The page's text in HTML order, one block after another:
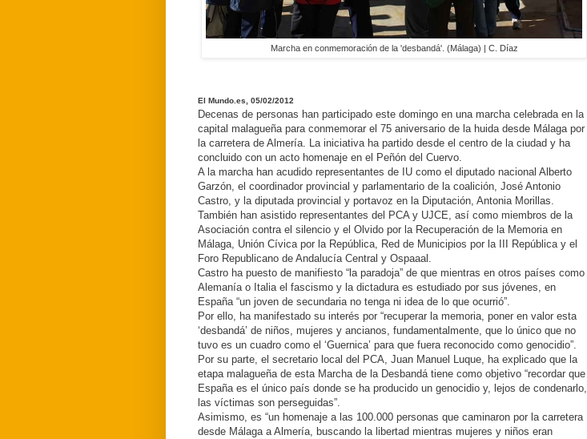
Marcha en conmemoración de la 'desbandá'. (Málaga) | C. Díaz
El Mundo.es, 05/02/2012
Decenas de personas han participado este domingo en una marcha celebrada en la
capital malagueña para conmemorar el 75 aniversario de la huida desde Málaga por
la carretera de Almería. La iniciativa ha partido desde el centro de la ciudad y ha
concluido con un acto homenaje en el Peñón del Cuervo.
A la marcha han acudido representantes de IU como el diputado nacional Alberto
Garzón, el coordinador provincial y parlamentario de la coalición, José Antonio
Castro, y la diputada provincial y portavoz en la Diputación, Antonia Morillas.
También han asistido representantes del PCA y UJCE, así como miembros de la
Asociación contra el silencio y el Olvido por la Recuperación de la Memoria en
Málaga, Unión Cívica por la República, Red de Municipios por la III República y el
Foro Republicano de Andalucía Central y Ospaaal.
Castro ha puesto de manifiesto “la paradoja” de que mientras en otros países como
Alemanía o Italia el fascismo y la dictadura es estudiado por sus jóvenes, en
España “un joven de secundaria no tenga ni idea de lo que ocurrió”.
Por ello, ha manifestado su interés por “recuperar la memoria, poner en valor esta
‘desbandá’ de niños, mujeres y ancianos, fundamentalmente, que lo único que no
tuvo es un cuadro como el ‘Guernica’ para que fuera reconocido como genocidio”.
Por su parte, el secretario local del PCA, Juan Manuel Luque, ha explicado que la
etapa malagueña de esta Marcha de la Desbandá tiene como objetivo “recordar que
España es el único país donde se ha producido un genocidio y, lejos de condenarlo,
las víctimas son perseguidas”.
Asimismo, es “un homenaje a las 100.000 personas que caminaron por la carretera
desde Málaga a Almería, buscando la libertad mientras mujeres y niños eran